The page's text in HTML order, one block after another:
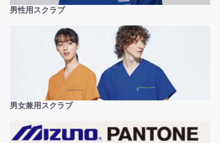
男性用スクラブ
男女兼用スクラブ